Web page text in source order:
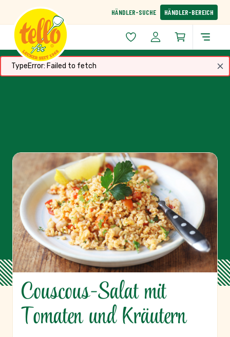
HÄNDLER-SUCHE HÄNDLER-BEREICH
TypeError: Failed to fetch
Couscous-Salat mit
Tomaten und Kräutern